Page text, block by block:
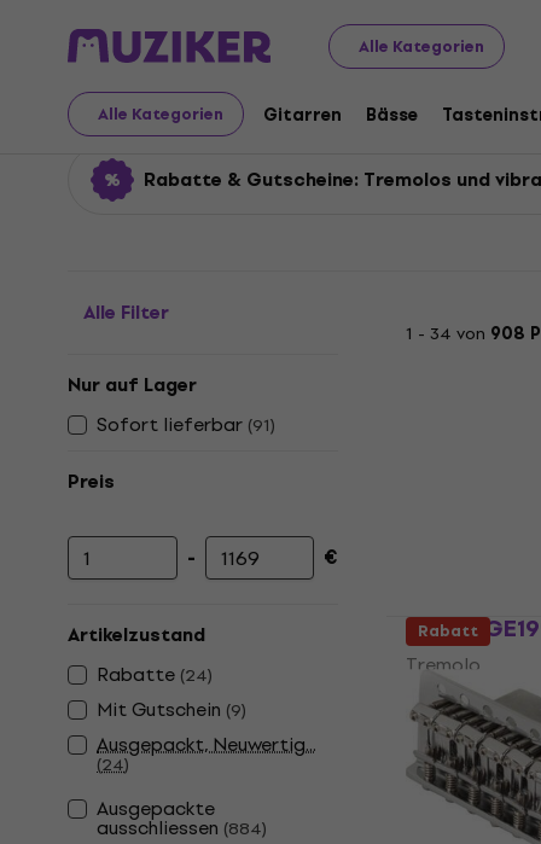
Alle Kategorien
Alle Kategorien Gitarren Bässe
Musikinstrumente Gitarren Ersatzteile für Gitarren
Tremolos und vibratos
Rabatte & Gutscheine: Tremolos und
Alle Filter
Nur auf Lager
Sofort lieferbar (91)
Preis
Mindestpreis
- Höchstpreis €
Artikelzustand
Rabatte (24)
Mit Gutschein (9)
Ausgepackt, Neuwertig...
(24)
Ausgepackte
ausschliessen (884)
1 - 34 von 908
Gotoh
Tremolo
/5
€ 119mit dem
€ 148
Auf Lager
Rabatt